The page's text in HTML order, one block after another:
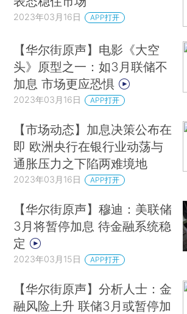
2023年03月16日 APP打开
【华尔街原声】电影《大空
头》原型之一：如3月联储不
加息 市场更应恐惧
2023年03月16日 APP打开
【市场动态】加息决策公布在
即 欧洲央行在银行业动荡与
通胀压力之下陷两难境地
2023年03月16日 APP打开
【华尔街原声】穆迪：美联储
3月将暂停加息 待金融系统稳
定
2023年03月15日 APP打开
【华尔街原声】分析人士：金
融风险上升 联储3月或暂停加